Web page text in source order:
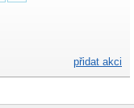
přidat akci